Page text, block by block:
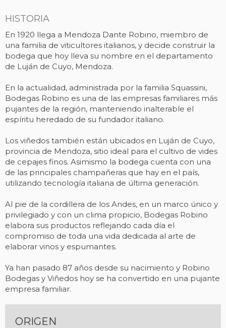
HISTORIA
En 1920 llega a Mendoza Dante Robino, miembro de
una familia de viticultores italianos, y decide construir la
bodega que hoy lleva su nombre en el departamento
de Luján de Cuyo, Mendoza.
En la actualidad, administrada por la familia Squassini,
Bodegas Robino es una de las empresas familiares más
pujantes de la región, manteniendo inalterable el
espíritu heredado de su fundador italiano.
Los viñedos también están ubicados en Luján de Cuyo,
provincia de Mendoza, sitio ideal para el cultivo de vides
de cepajes finos. Asimismo la bodega cuenta con una
de las principales champañeras que hay en el país,
utilizando tecnología italiana de última generación.
Al pie de la cordillera de los Andes, en un marco único y
privilegiado y con un clima propicio, Bodegas Robino
elabora sus productos reflejando cada día el
compromiso de toda una vida dedicada al arte de
elaborar vinos y espumantes.
Ya han pasado 87 años desde su nacimiento y Robino
Bodegas y Viñedos hoy se ha convertido en una pujante
empresa familiar.
ORIGEN